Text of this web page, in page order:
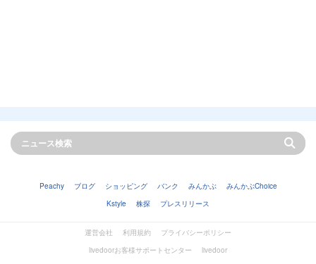
Peachy ブログ ショッピング バンク みんかぶ
みんかぶChoice
Kstyle
株探 プレスリリース
運営会社 利用規約
プライバシーポリシー
livedoorお客様サポートセンター
livedoor